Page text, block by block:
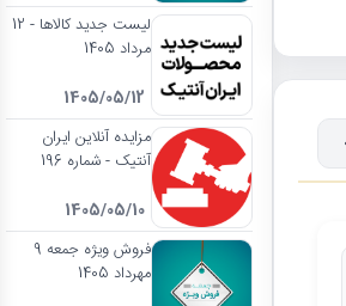
لیست جدید کالاها - 12
مرداد 1405
1405/05/12
مزایده آنلاین ایران
آنتیک - شماره 196
1405/05/10
فروش ویژه جمعه 9
مهرداد 1405